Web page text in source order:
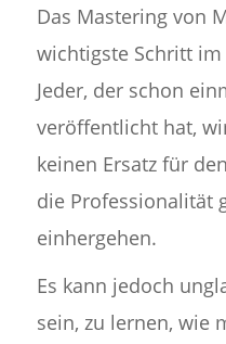
Das Mastering von
wichtigste Schritt
Jeder, der schon
veröffentlicht hat,
keinen Ersatz für
die Professionalität
einhergehen.
Es kann jedoch
sein, zu lernen, wie